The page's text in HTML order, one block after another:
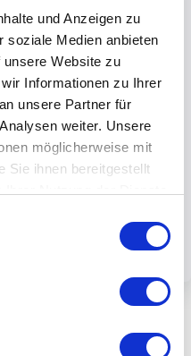
und Anzeigen zu
soziale Medien anbieten
Website zu
Informationen zu Ihrer
unsere Partner für
weiter. Unsere
möglicherweise mit
Sie ihnen bereitgestellt
des Formulars
unsere